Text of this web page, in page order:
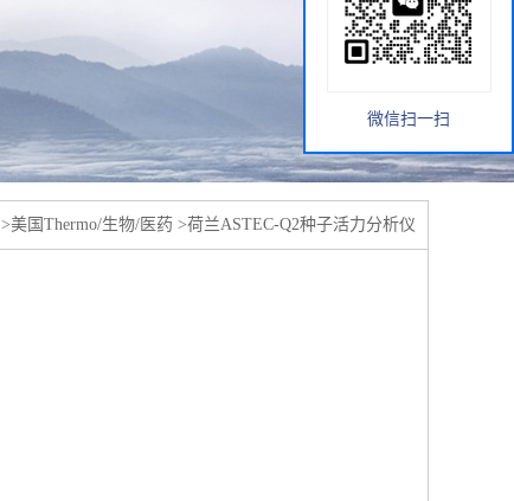
>美国Thermo/生物/医药 >荷兰ASTEC-Q2种子活力分析仪
微信扫一扫